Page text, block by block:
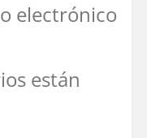
electrónico
están